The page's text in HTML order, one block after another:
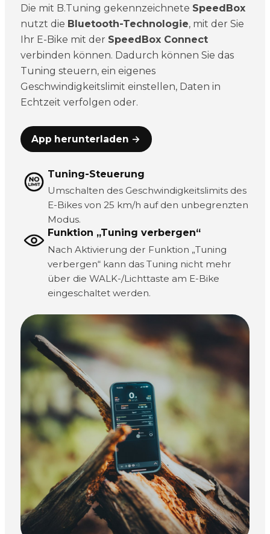
Die mit B.Tuning gekennzeichnete SpeedBox
nutzt die Bluetooth-Technologie, mit der Sie
Ihr E-Bike mit der SpeedBox Connect
verbinden können. Dadurch können Sie das
Tuning steuern, ein eigenes
Geschwindigkeitslimit einstellen, Daten in
Echtzeit verfolgen oder.
App herunterladen →
Tuning-Steuerung
Umschalten des Geschwindigkeitslimits des
E-Bikes von 25 km/h auf den unbegrenzten
Modus.
Funktion „Tuning verbergen“
Nach Aktivierung der Funktion „Tuning
verbergen“ kann das Tuning nicht mehr
über die WALK-/Lichttaste am E-Bike
eingeschaltet werden.